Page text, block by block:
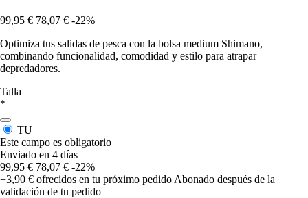
99,95 € 78,07 € -22%
Optimiza tus salidas de pesca con la bolsa medium Shimano,
combinando funcionalidad, comodidad y estilo para atrapar
depredadores.
Talla
*
TU
Este campo es obligatorio
Enviado en 4 días
99,95 € 78,07 € -22%
+3,90 € ofrecidos en tu próximo pedido Abonado después de la
validación de tu pedido